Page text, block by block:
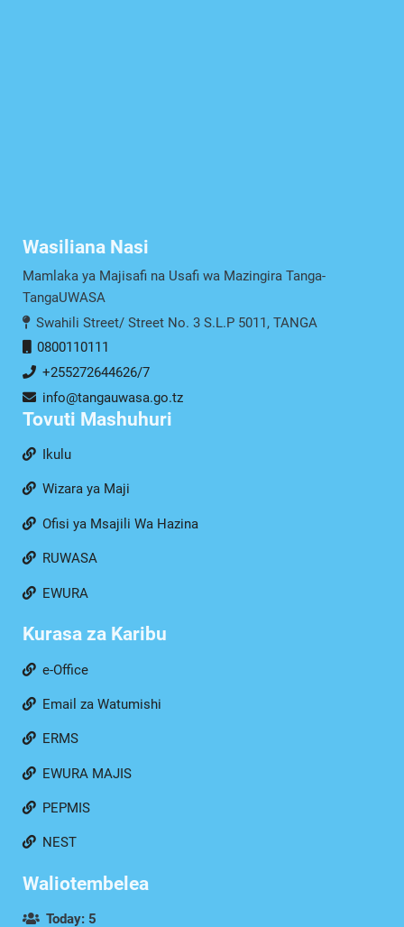
Wasiliana Nasi
Mamlaka ya Majisafi na Usafi wa Mazingira Tanga-
TangaUWASA
Swahili Street/ Street No. 3 S.L.P 5011, TANGA
0800110111
+255272644626/7
info@tangauwasa.go.tz
Tovuti Mashuhuri
Ikulu
Wizara ya Maji
Ofisi ya Msajili Wa Hazina
RUWASA
EWURA
Kurasa za Karibu
e-Office
Email za Watumishi
ERMS
EWURA MAJIS
PEPMIS
NEST
Waliotembelea
Today: 5